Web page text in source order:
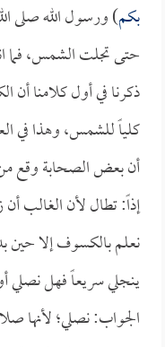
بكم) ورسول الله صلى
حتى تجلت الشمس، فما
ذكرنا في أول كلامنا
كلياً للشمس، وهذا في
أن بعض الصحابة وقع
إذاً: تطال لأن الغالب
نعلم بالكسوف إلا حين
ينجلي سريعاً فهل نصلي
الجواب: نصلي؛ لأنها